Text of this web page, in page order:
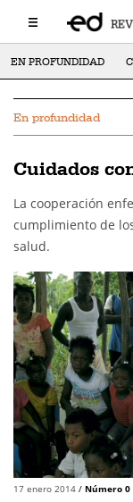
EN PROFUNDIDAD
En profundidad
Cuidados
La cooperación
cumplimiento de
salud.
17 enero 2014 / Número 0